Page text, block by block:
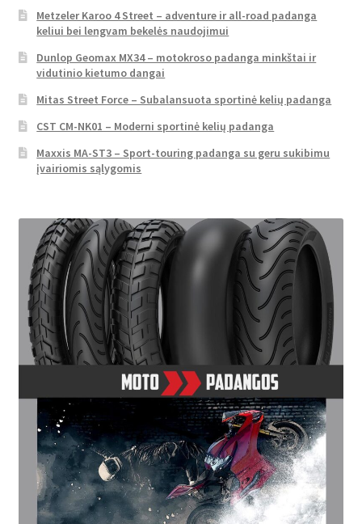
Metzeler Karoo 4 Street – adventure ir all-road padanga
keliui bei lengvam bekelės naudojimui
Dunlop Geomax MX34 – motokroso padanga minkštai ir
vidutinio kietumo dangai
Mitas Street Force – Subalansuota sportinė kelių padanga
CST CM-NK01 – Moderni sportinė kelių padanga
Maxxis MA-ST3 – Sport-touring padanga su geru sukibimu
įvairiomis sąlygomis